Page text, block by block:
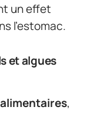
un effet
l’estomac.
et algues
,